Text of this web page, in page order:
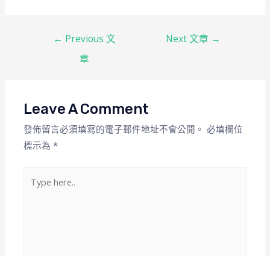
← Previous 文
章
Next 文章 →
Leave A Comment
發佈留言必須填寫的電子郵件地址不會公開。 必填欄位
標示為*